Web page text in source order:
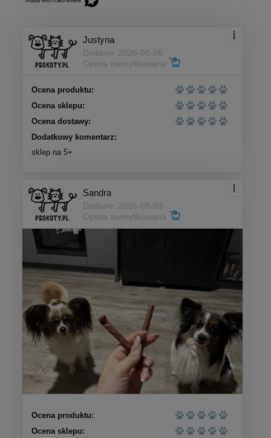
Justyna
Dodano: 2026-08-06
Opinia zweryfikowana
Ocena produktu:
Ocena sklepu:
Ocena dostawy:
Dodatkowy komentarz:
sklep na 5+
Sandra
Dodano: 2026-08-03
Opinia zweryfikowana
Ocena produktu:
Ocena sklepu: